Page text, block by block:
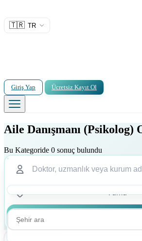
🇹🇷 TR
Giriş Yap Ücretsiz Kayıt Ol
Aile Danışmanı
Bu Kategoride 0 sonuç bulundu